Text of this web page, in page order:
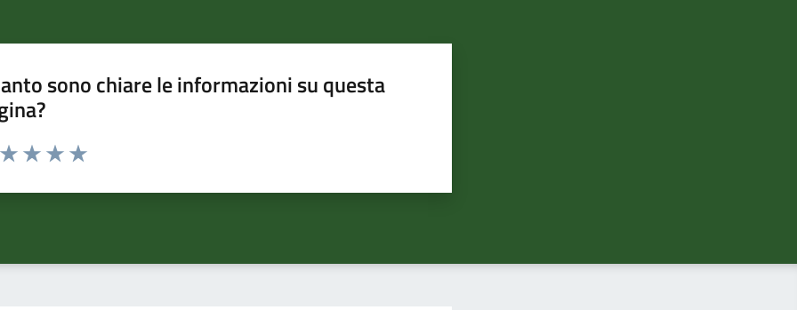
sono chiare le informazioni su questa
da 1 a 5 stelle la pagina